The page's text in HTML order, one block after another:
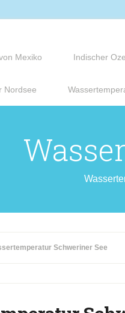
Mexiko Indischer
Nordsee
Schweriner See